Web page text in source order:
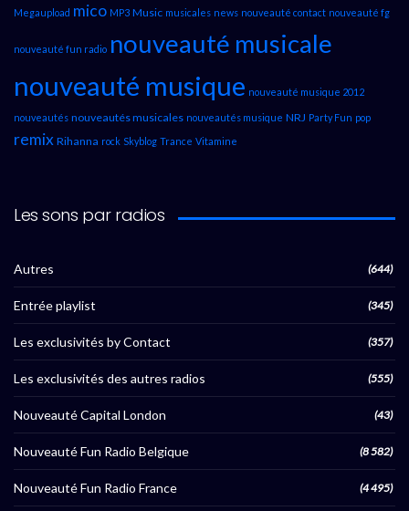
Megaupload mico MP3 Music musicales news nouveauté contact nouveauté fg
nouveauté fun radio nouveauté musicale
nouveauté musique nouveauté musique 2012
nouveautés nouveautés musicales nouveautés musique NRJ Party Fun pop
remix Rihanna rock Skyblog Trance Vitamine
Les sons par radios
Autres (644)
Entrée playlist (345)
Les exclusivités by Contact (357)
Les exclusivités des autres radios (555)
Nouveauté Capital London (43)
Nouveauté Fun Radio Belgique (8 582)
Nouveauté Fun Radio France (4 495)